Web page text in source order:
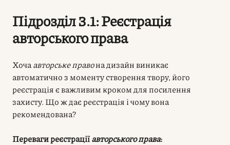
Підрозділ 3.1: Реєстрація
авторського права
Хочаавторське правона дизайн виникає
автоматично з моменту створення твору, його
реєстрація є важливим кроком для посилення
захисту. Що ж дає реєстрація і чому вона
рекомендована?
Переваги реєстраціїавторського права: